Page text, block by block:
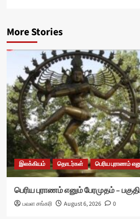
More Stories
இலக்கியம் தொடர்கள் பெரிய புராணம்
பெரிய புராணம் எனும் பேரமுதம் –
பவள சங்கரி August 6, 2026 0